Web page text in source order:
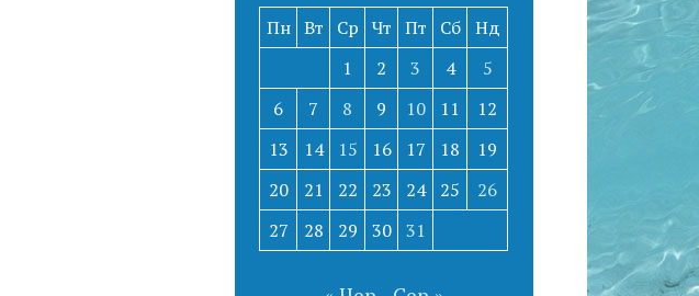
Пн Вт Ср Чт Пт Сб Нд
1
2 3 4
5
6
7 8 9 10 11
12
13
14 15 16 17 18
19
20
21 22 23 24 25
26
27
28 29 30 31